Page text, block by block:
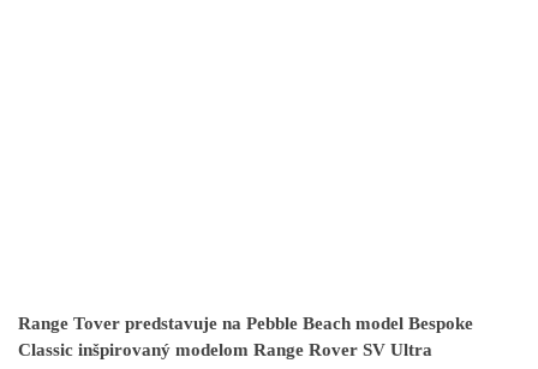
Range Tover predstavuje na Pebble Beach model Bespoke
Classic inšpirovaný modelom Range Rover SV Ultra